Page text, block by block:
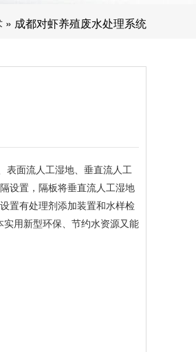
» 成都对虾养殖废水处理系统
表面流人工湿地、垂直流人工
设置，隔板将垂直流人工湿地
置有处理剂添加装置和水样检
用新型环保、节约水资源又能